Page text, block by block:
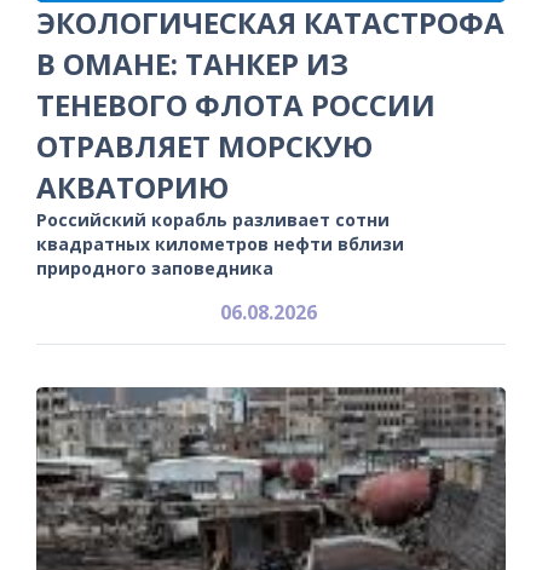
ЭКОЛОГИЧЕСКАЯ КАТАСТРОФА
В ОМАНЕ: ТАНКЕР ИЗ
ТЕНЕВОГО ФЛОТА РОССИИ
ОТРАВЛЯЕТ МОРСКУЮ
АКВАТОРИЮ
Российский корабль разливает сотни
квадратных километров нефти вблизи
природного заповедника
06.08.2026